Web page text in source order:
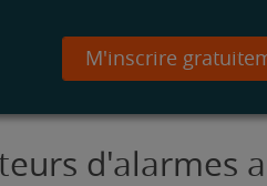
M'inscrire
d'alarmes